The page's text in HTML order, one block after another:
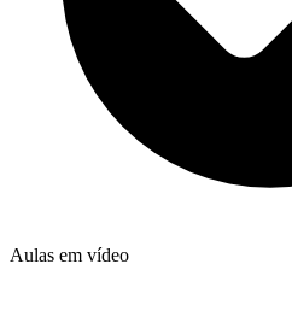
Aulas em vídeo